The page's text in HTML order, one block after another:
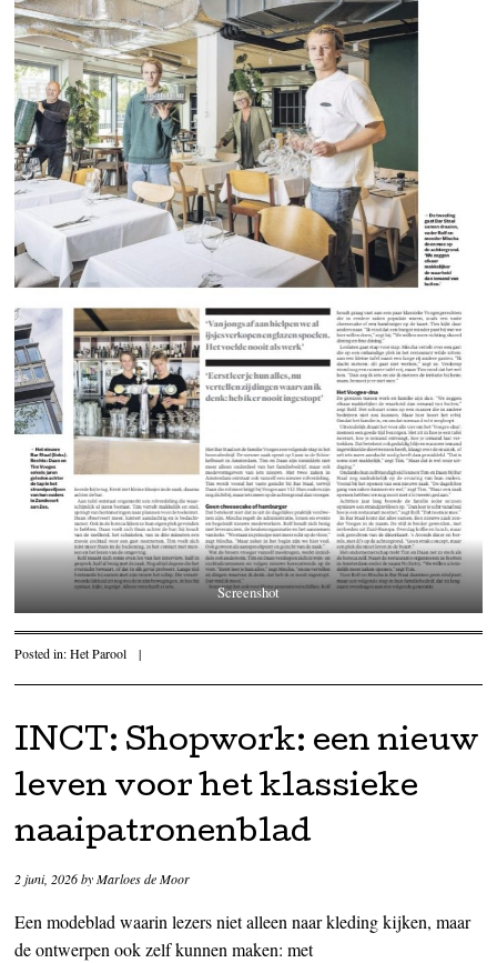
Screenshot
Posted in:Het Parool |
INCT: Shopwork: een nieuw
leven voor het klassieke
naaipatronenblad
2 juni, 2026byMarloes de Moor
Een modeblad waarin lezers niet alleen naar kleding kijken, maar
de ontwerpen ook zelf kunnen maken: met